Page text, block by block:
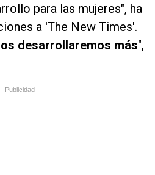
para las mujeres", ha
a 'The New Times'.
desarrollaremos más",
Publicidad